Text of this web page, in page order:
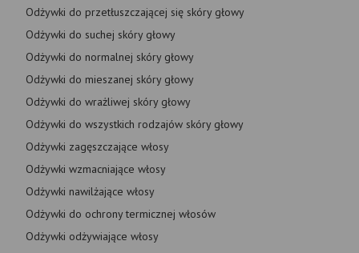
Odżywki do przetłuszczającej się skóry głowy
Odżywki do suchej skóry głowy
Odżywki do normalnej skóry głowy
Odżywki do mieszanej skóry głowy
Odżywki do wrażliwej skóry głowy
Odżywki do wszystkich rodzajów skóry głowy
Odżywki zagęszczające włosy
Odżywki wzmacniające włosy
Odżywki nawilżające włosy
Odżywki do ochrony termicznej włosów
Odżywki odżywiające włosy